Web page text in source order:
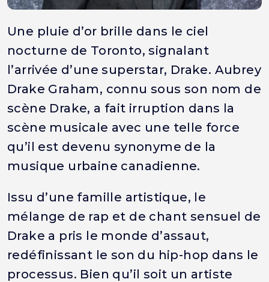
Une pluie d’or brille dans le ciel
nocturne de Toronto, signalant
l’arrivée d’une superstar, Drake. Aubrey
Drake Graham, connu sous son nom de
scène Drake, a fait irruption dans la
scène musicale avec une telle force
qu’il est devenu synonyme de la
musique urbaine canadienne.
Issu d’une famille artistique, le
mélange de rap et de chant sensuel de
Drake a pris le monde d’assaut,
redéfinissant le son du hip-hop dans le
processus. Bien qu’il soit un artiste